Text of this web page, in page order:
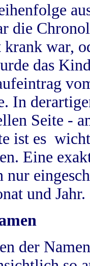
die
krank war,
das
In
Seite -
ist es
Eine
nur
und Jahr.
der